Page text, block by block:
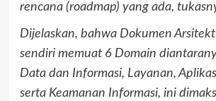
rencana (roadmap) yang ada,
Dijelaskan, bahwa Dokumen
sendiri memuat 6 Domain
Data dan Informasi, Layanan,
serta Keamanan Informasi, ini